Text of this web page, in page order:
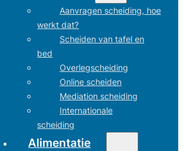
Aanvragen scheiding, hoe
werkt dat?
Scheiden van tafel en
bed
Overlegscheiding
Online scheiden
Mediation scheiding
Internationale
scheiding
Alimentatie